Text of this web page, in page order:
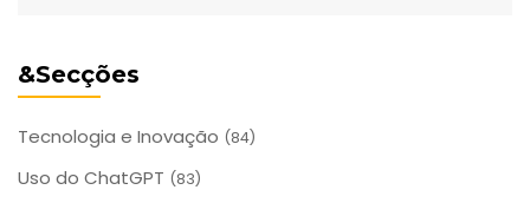
&Secções
Tecnologia e Inovação (84)
Uso do ChatGPT (83)